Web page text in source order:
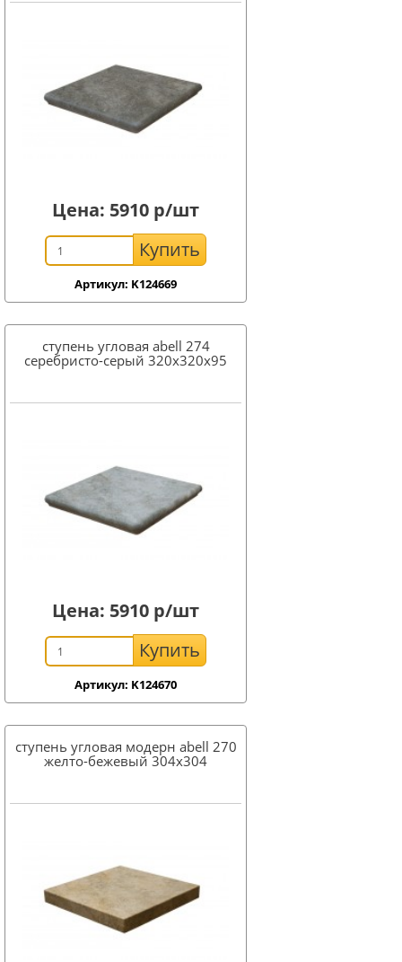
Цена: 5910 р/шт
Купить
Артикул: K124669
ступень угловая abell 274
серебристо-серый 320x320x95
Цена: 5910 р/шт
Купить
Артикул: K124670
ступень угловая модерн abell 270
желто-бежевый 304x304